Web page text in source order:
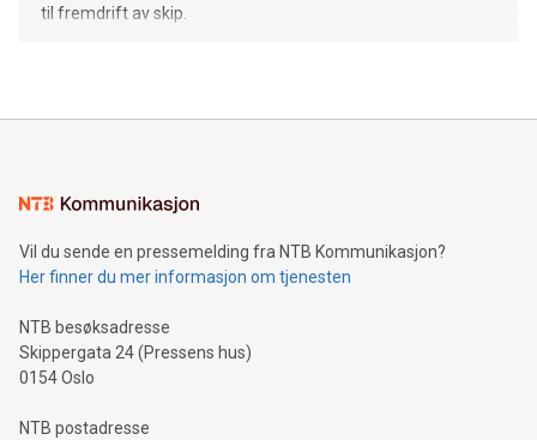
til fremdrift av skip.
Vil du sende en pressemelding fra NTB Kommunikasjon?
Her finner du mer informasjon om tjenesten
NTB besøksadresse
Skippergata 24 (Pressens hus)
0154 Oslo
NTB postadresse